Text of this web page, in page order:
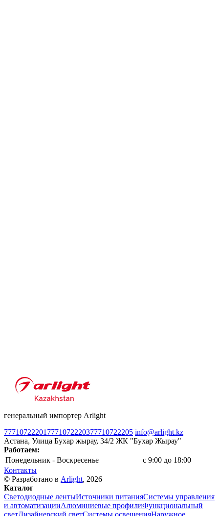
генеральный импортер Arlight
77710722201 7771072220377710722205 info@arlight.kz
Астана, Улица Бухар жырау, 34/2 ЖК "Бухар Жырау"
Работаем:
Понедельник - Воскресенье
c 9:00 до 18:00
Контакты
© Разработано в Arlight, 2026
Каталог
Светодиодные лентыИсточники питанияСистемы управления
и автоматизацииАлюминиевые профилиФункциональный
светДизайнерский светСистемы освещенияНаружное